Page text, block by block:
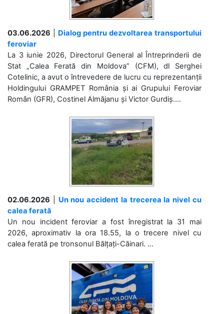
03.06.2026
Dialog pentru dezvoltarea transportului
feroviar
La 3 iunie 2026, Directorul General al Întreprinderii de
Stat „Calea Ferată din Moldova” (CFM), dl Serghei
Cotelinic, a avut o întrevedere de lucru cu reprezentanții
Holdingului GRAMPET România și ai Grupului Feroviar
Român (GFR), Costinel Almăjanu și Victor Gurdiș....
02.06.2026
Un nou accident la trecerea la nivel cu
calea ferată
Un nou incident feroviar a fost înregistrat la 31 mai
2026, aproximativ la ora 18.55, la o trecere nivel cu
calea ferată pe tronsonul Bălțați-Căinari. ...